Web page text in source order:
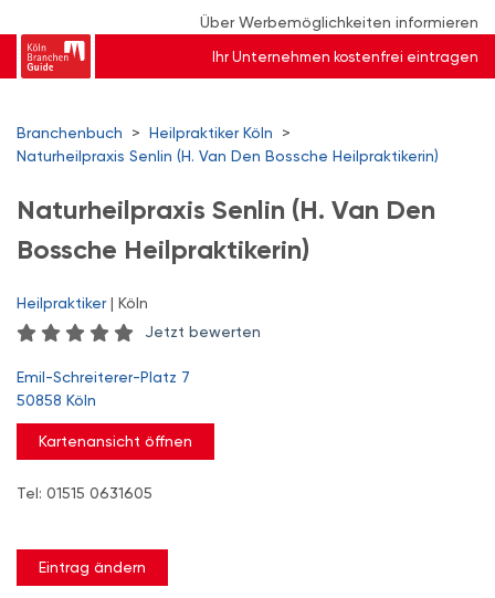
Über Werbemöglichkeiten informieren
Ihr Unternehmen kostenfrei eintragen
Branchenbuch > Heilpraktiker Köln
>
Naturheilpraxis Senlin (H. Van Den Bossche Heilpraktikerin)
Naturheilpraxis Senlin (H. Van Den
Bossche Heilpraktikerin)
Heilpraktiker| Köln
Jetzt bewerten
Emil-Schreiterer-Platz 7
50858 Köln
Kartenansicht öffnen
Tel: 01515 0631605
Eintrag ändern